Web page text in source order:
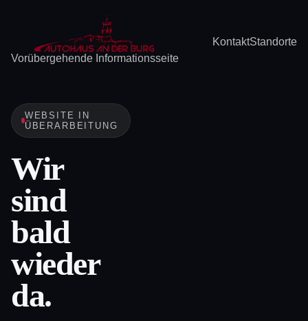
Vorübergehende Informationsseite
KontaktStandorte
WEBSITE IN
ÜBERARBEITUNG
Wir
sind
bald
wieder
da.